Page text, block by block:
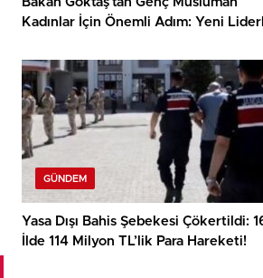
Kadınlar İçin Önemli Adım: Yeni
GÜNDEM
Yasa Dışı Bahis Şebekesi Çökertildi:
İlde 114 Milyon TL’lik Para Hareketi!